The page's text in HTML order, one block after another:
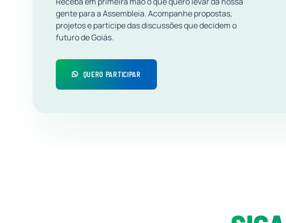
gente para a Assembleia. Acompanhe propostas,
projetos e participe das discussões que decidem o
futuro de Goiás.
QUERO PARTICIPAR